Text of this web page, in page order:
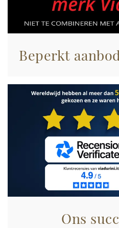
con altre informazioni che ha
Beperkt
Ons